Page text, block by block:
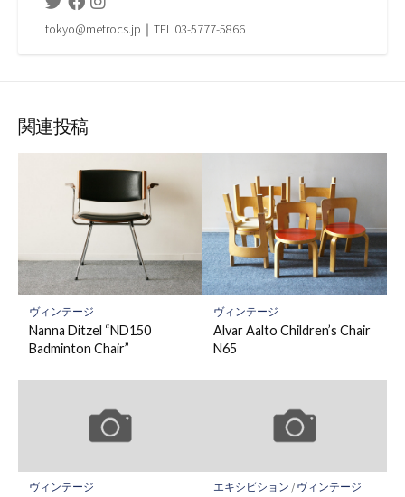
tokyo@metrocs.jp｜TEL 03-5777-5866
関連投稿
ヴィンテージ
Nanna Ditzel “ND150
Badminton Chair”
ヴィンテージ
Alvar Aalto Children’s Chair
N65
ヴィンテージ エキシビション / ヴィンテージ